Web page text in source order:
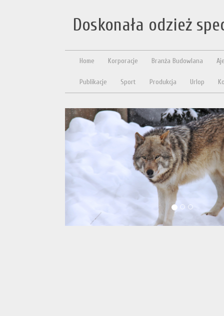
Doskonała odzież
Home Korporacje Branża Budowlana
Publikacje Sport Produkcja Urlop